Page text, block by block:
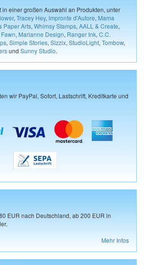
in einer großen Auswahl an Produkten, unter
, Tracey Hey, Impronte d'Autore, Mama
Paper Arts, Whimsy Stamps, AALL & Create,
, Marianne Design, Ranger Ink, C.C.
, Simple Stories, Sizzix, StudioLight, Tombow,
und Sunny Studio.
wir PayPal, Sofort, Lastschrift, Kreditkarte und
EUR nach Deutschland, ab 200 EUR in
Mehr Infos